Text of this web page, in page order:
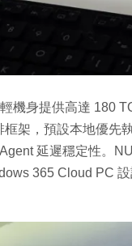
機身提供高達 180
框架，預設本地優
延遲穩定性。
365 Cloud PC